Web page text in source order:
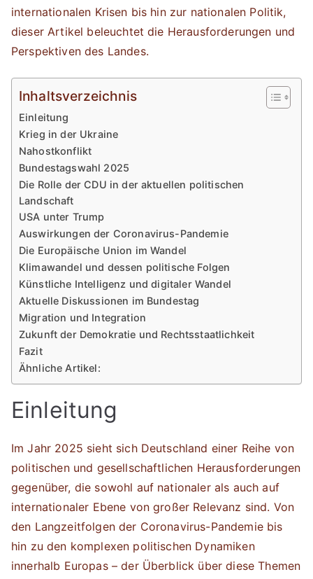
internationalen Krisen bis hin zur nationalen Politik,
dieser Artikel beleuchtet die Herausforderungen und
Perspektiven des Landes.
Inhaltsverzeichnis
Einleitung
Krieg in der Ukraine
Nahostkonflikt
Bundestagswahl 2025
Die Rolle der CDU in der aktuellen politischen
Landschaft
USA unter Trump
Auswirkungen der Coronavirus-Pandemie
Die Europäische Union im Wandel
Klimawandel und dessen politische Folgen
Künstliche Intelligenz und digitaler Wandel
Aktuelle Diskussionen im Bundestag
Migration und Integration
Zukunft der Demokratie und Rechtsstaatlichkeit
Fazit
Ähnliche Artikel:
Einleitung
Im Jahr 2025 sieht sich Deutschland einer Reihe von
politischen und gesellschaftlichen Herausforderungen
gegenüber, die sowohl auf nationaler als auch auf
internationaler Ebene von großer Relevanz sind. Von
den Langzeitfolgen der Coronavirus-Pandemie bis
hin zu den komplexen politischen Dynamiken
innerhalb Europas – der Überblick über diese Themen